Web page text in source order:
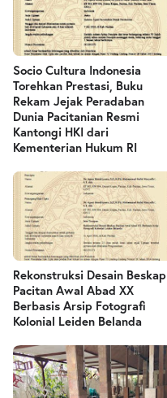
Socio Cultura Indonesia
Torehkan Prestasi, Buku
Rekam Jejak Peradaban
Dunia Pacitanian Resmi
Kantongi HKI dari
Kementerian Hukum RI
Rekonstruksi Desain Beskap
Pacitan Awal Abad XX
Berbasis Arsip Fotografi
Kolonial Leiden Belanda